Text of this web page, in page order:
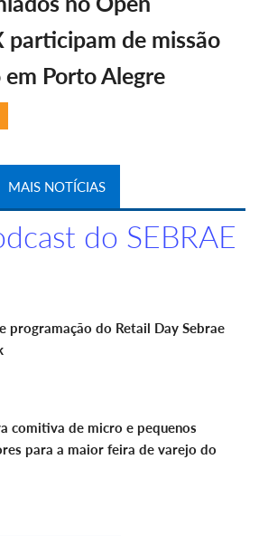
participam de missão
Porto Alegre
MAIS NOTÍCIAS
do SEBRAE
programação do Retail Day Sebrae
comitiva de micro e pequenos
para a maior feira de varejo do